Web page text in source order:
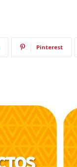
Pinterest